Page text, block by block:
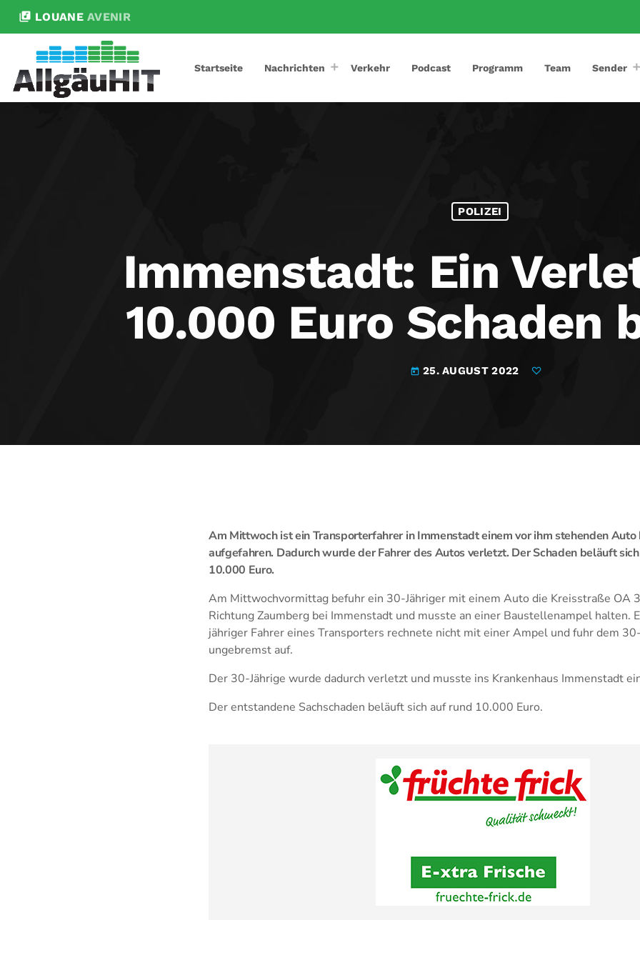
library_music LOUANE AVENIR
Startseite Nachrichten Verkehr Podcast Programm Team Sender
POLIZEI
Immenstadt: Ein
10.000 Euro Schaden
today 25. AUGUST 2022
Am Mittwoch ist ein Transporterfahrer in Immenstadt einem vor ihm stehenden
aufgefahren. Dadurch wurde der Fahrer des Autos verletzt. Der Schaden beläuft
10.000 Euro.
Am Mittwochvormittag befuhr ein 30-Jähriger mit einem Auto die Kreisstraße OA
Richtung Zaumberg bei Immenstadt und musste an einer Baustellenampel halten.
jähriger Fahrer eines Transporters rechnete nicht mit einer Ampel und fuhr dem
ungebremst auf.
Der 30-Jährige wurde dadurch verletzt und musste ins Krankenhaus Immenstadt
Der entstandene Sachschaden beläuft sich auf rund 10.000 Euro.